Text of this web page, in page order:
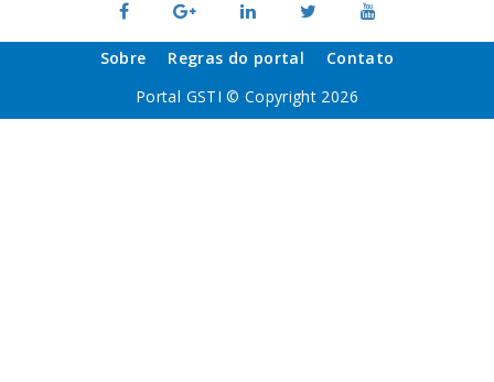
Sobre Regras do portal
Contato
Portal GSTI © Copyright 2026